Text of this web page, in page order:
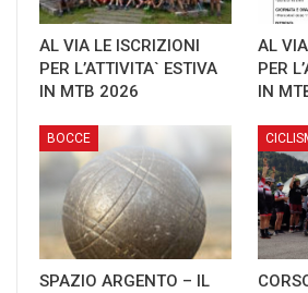
AL VIA LE ISCRIZIONI
PER L’ATTIVITA` ESTIVA
IN MTB 2026
AL
PER
IN
BOCCE
SPAZIO ARGENTO – IL